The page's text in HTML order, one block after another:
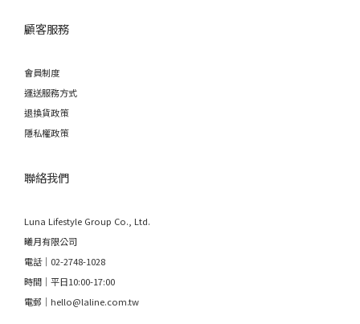
顧客服務
會員制度
運送服務方式
退換貨政策
隱私權政策
聯絡我們
Luna Lifestyle Group Co., Ltd.
曦月有限公司
電話｜02-2748-1028
時間｜平日10:00-17:00
電郵｜hello@laline.com.tw